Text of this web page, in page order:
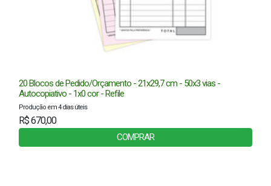
20 Blocos de Pedido/Orçamento - 21x29,7 cm - 50x3 vias -
Autocopiativo - 1x0 cor - Refile
Produção em 4 dias úteis
R$ 670,00
COMPRAR